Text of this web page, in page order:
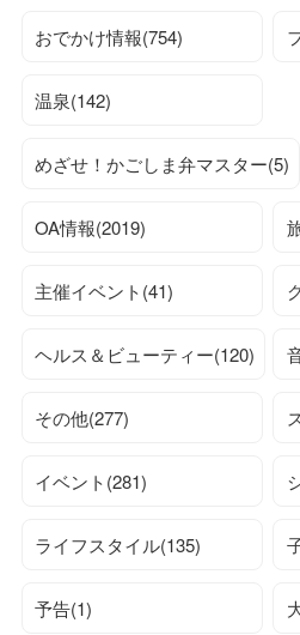
おでかけ情報(754)
温泉(142)
めざせ！かごしま弁マスター(5)
OA情報(2019)
主催イベント(41)
ヘルス＆ビューティー(120)
その他(277)
イベント(281)
ライフスタイル(135)
予告(1)